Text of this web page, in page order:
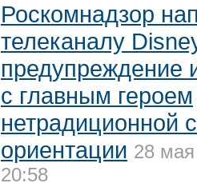
Роскомнадзор
телеканалу
предупреждение
с главным героем
нетрадиционной
ориентации 28 мая
20:58